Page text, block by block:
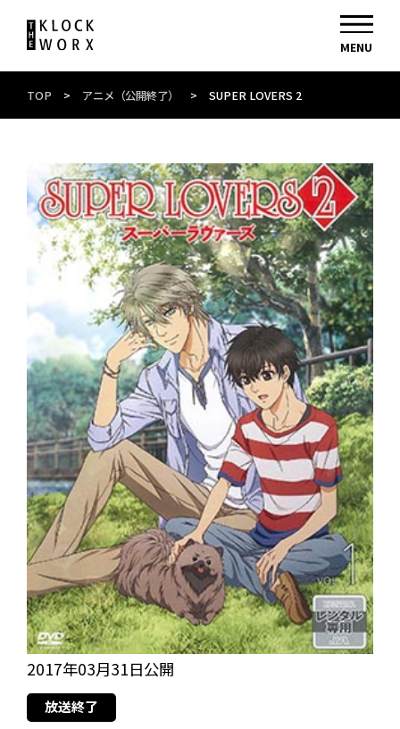
TOP > アニメ（公開終了） > SUPER LOVERS 2
2017年03月31日公開
放送終了